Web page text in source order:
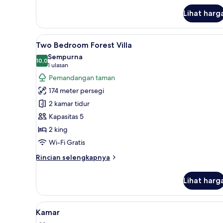
Vila,
kamar
tidur,
pemandangan
samudra,
menghadap
pantai
Lihat
Lihat
semua
foto
untuk
Two
Bedroom
Forest
Villa
Two Bedroom Forest Villa |
11
Two Bedroom Forest Villa
10,010,0 dari 10
Sempurna
1 ulasan
(1
ulasan)
Pemandangan taman
174 meter persegi
2 kamar tidur
Kapasitas 5
2 king
Wi-Fi Gratis
Rincian selengkapnya
Rincian
Two
Bedroom
Forest
Lihat
Lihat
semua
Minibar, brankas, meja kerja,
3
Kamar